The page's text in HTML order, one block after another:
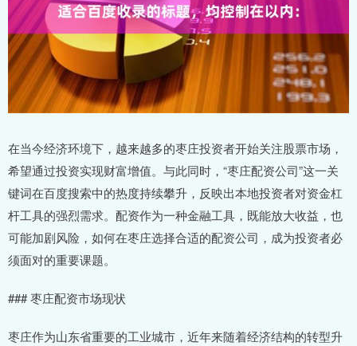
在当今经济环境下，越来越多的枣庄投资者开始关注股票市场，
希望通过投资实现财富增值。与此同时，“枣庄配资公司”这一关
键词在百度搜索中的热度持续攀升，反映出本地投资者对资金杠
杆工具的强烈需求。配资作为一种金融工具，既能放大收益，也
可能加剧风险，如何在枣庄选择合适的配资公司，成为投资者必
须面对的重要课题。
### 枣庄配资市场现状
枣庄作为山东省重要的工业城市，近年来随着经济结构的转型升